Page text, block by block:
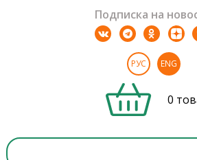
Подписка на
РУС ENG
0